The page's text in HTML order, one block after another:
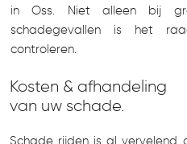
in Oss. Niet alleen bij
schadegevallen is het
controleren.
Kosten & afhandeling
van uw schade.
Schade rijden is al vervelend